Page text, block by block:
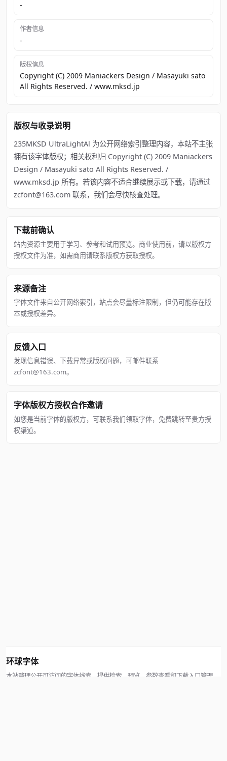
-
作者信息
-
版权信息
Copyright (C) 2009 Maniackers Design / Masayuki sato
All Rights Reserved. / www.mksd.jp
版权与收录说明
235MKSD UltraLightAl 为公开网络索引整理内容，本站不主张
拥有该字体版权；相关权利归 Copyright (C) 2009 Maniackers
Design / Masayuki sato All Rights Reserved. /
www.mksd.jp 所有。若该内容不适合继续展示或下载，请通过
zcfont@163.com 联系，我们会尽快核查处理。
下载前确认
站内资源主要用于学习、参考和试用预览。商业使用前，请以版权方
授权文件为准，如需商用请联系版权方获取授权。
来源备注
字体文件来自公开网络索引，站点会尽量标注限制，但仍可能存在版
本或授权差异。
反馈入口
发现信息错误、下载异常或版权问题，可邮件联系
zcfont@163.com。
字体版权方授权合作邀请
如您是当前字体的版权方，可联系我们领取字体，免费跳转至贵方授
权渠道。
环球字体
本站整理公开可访问的字体线索，提供检索、预览、参数查看和下载入口管理。